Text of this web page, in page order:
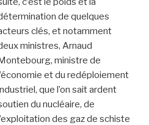
de quelques
clés, et notamment
ministres, Arnaud
ministre de
et du redéploiement
que l’on sait ardent
du nucléaire, de
des gaz de schiste